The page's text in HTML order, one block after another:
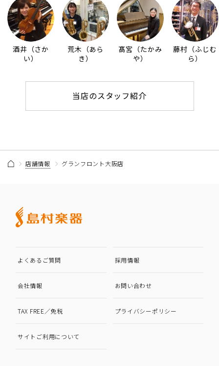
酒井（さか
い）
荒木（あら
き）
髙宮（たかみ
や）
藤村（ふじむ
ら）
当店のスタッフ紹介
店舗情報 グランフロント大阪店
よくあるご質問 採用情報
会社情報 お問い合わせ
TAX FREE／免税 プライバシーポリシー
サイトご利用について